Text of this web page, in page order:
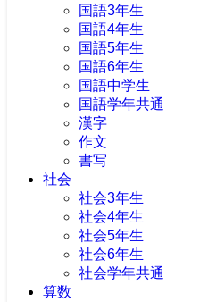
国語3年生
国語4年生
国語5年生
国語6年生
国語中学生
国語学年共通
漢字
作文
書写
社会
社会3年生
社会4年生
社会5年生
社会6年生
社会学年共通
算数